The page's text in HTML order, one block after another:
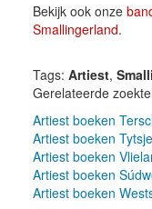
Bekijk ook onze
Smallingerland.
Tags: Artiest,
Gerelateerde
Artiest boeken
Artiest boeken
Artiest boeken
Artiest boeken
Artiest boeken